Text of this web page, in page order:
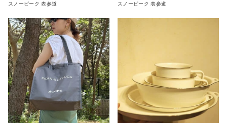
スノーピーク 表参道
スノーピーク 表参道